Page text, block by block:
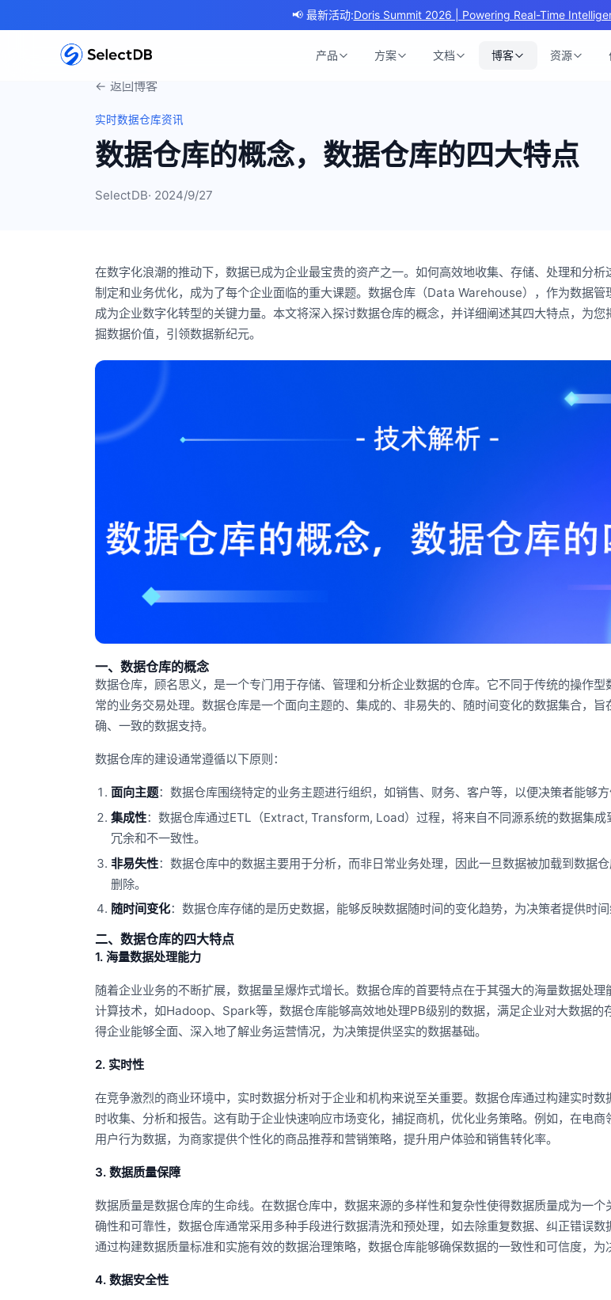
📢 最新活动:Doris Summit 2026 | Powering Real-Time
产品 方案 文档 博客 资源
← 返回博客
实时数据仓库资讯
数据仓库的概念，数据仓库的四大特点
SelectDB· 2024/9/27
在数字化浪潮的推动下，数据已成为企业最宝贵的资产之一。如何高效地收集、存储、处理和分
制定和业务优化，成为了每个企业面临的重大课题。数据仓库（Data Warehouse），作为数据管
成为企业数字化转型的关键力量。本文将深入探讨数据仓库的概念，并详细阐述其四大特点，为
掘数据价值，引领数据新纪元。
一、数据仓库的概念
数据仓库，顾名思义，是一个专门用于存储、管理和分析企业数据的仓库。它不同于传统的操作型
常的业务交易处理。数据仓库是一个面向主题的、集成的、非易失的、随时间变化的数据集合，
确、一致的数据支持。
数据仓库的建设通常遵循以下原则：
面向主题：数据仓库围绕特定的业务主题进行组织，如销售、财务、客户等，以便决策者能够方
集成性：数据仓库通过ETL（Extract, Transform, Load）过程，将来自不同源系统的数据集成
冗余和不一致性。
非易失性：数据仓库中的数据主要用于分析，而非日常业务处理，因此一旦数据被加载到数据
删除。
随时间变化：数据仓库存储的是历史数据，能够反映数据随时间的变化趋势，为决策者提供时间
二、数据仓库的四大特点
1. 海量数据处理能力
随着企业业务的不断扩展，数据量呈爆炸式增长。数据仓库的首要特点在于其强大的海量数据处
计算技术，如Hadoop、Spark等，数据仓库能够高效地处理PB级别的数据，满足企业对大数据的
得企业能够全面、深入地了解业务运营情况，为决策提供坚实的数据基础。
2. 实时性
在竞争激烈的商业环境中，实时数据分析对于企业和机构来说至关重要。数据仓库通过构建实时
时收集、分析和报告。这有助于企业快速响应市场变化，捕捉商机，优化业务策略。例如，在电
用户行为数据，为商家提供个性化的商品推荐和营销策略，提升用户体验和销售转化率。
3. 数据质量保障
数据质量是数据仓库的生命线。在数据仓库中，数据来源的多样性和复杂性使得数据质量成为一
确性和可靠性，数据仓库通常采用多种手段进行数据清洗和预处理，如去除重复数据、纠正错误数
通过构建数据质量标准和实施有效的数据治理策略，数据仓库能够确保数据的一致性和可信度，为
4. 数据安全性